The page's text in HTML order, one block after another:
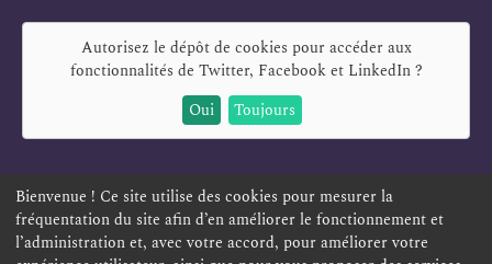
Autorisez le dépôt de cookies pour accéder aux
fonctionnalités de Twitter, Facebook et LinkedIn?
Oui
Toujours
ESPACE PERSONNEL OFFRES D'EMPLOI SIGNALEMENT
TÉLÉSERVICES PLAN DU SITE
Bienvenue ! Ce site utilise des cookies pour mesurer la
fréquentation du site afin d’en améliorer le fonctionnement et
l’administration et, avec votre accord, pour améliorer votre